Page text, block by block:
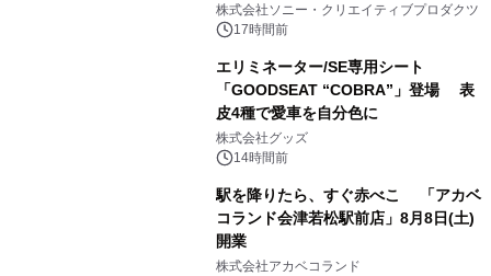
株式会社ソニー・クリエイティブプロダクツ
17時間前
エリミネーター/SE専用シート
「GOODSEAT “COBRA”」登場 表
皮4種で愛車を自分色に
株式会社グッズ
14時間前
駅を降りたら、すぐ赤べこ 「アカベ
コランド会津若松駅前店」8月8日(土)
開業
株式会社アカベコランド